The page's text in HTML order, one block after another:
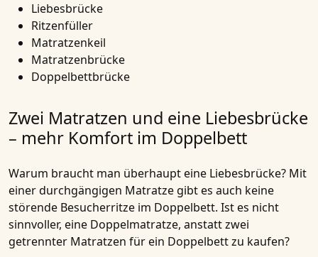
Liebesbrücke
Ritzenfüller
Matratzenkeil
Matratzenbrücke
Doppelbettbrücke
Zwei Matratzen und eine Liebesbrücke
– mehr Komfort im Doppelbett
Warum braucht man überhaupt eine Liebesbrücke? Mit
einer durchgängigen Matratze gibt es auch keine
störende Besucherritze im Doppelbett. Ist es nicht
sinnvoller, eine Doppelmatratze, anstatt zwei
getrennter Matratzen für ein Doppelbett zu kaufen?